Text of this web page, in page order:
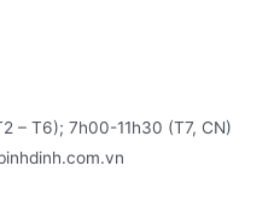
– T6); 7h00-11h30 (T7, CN)